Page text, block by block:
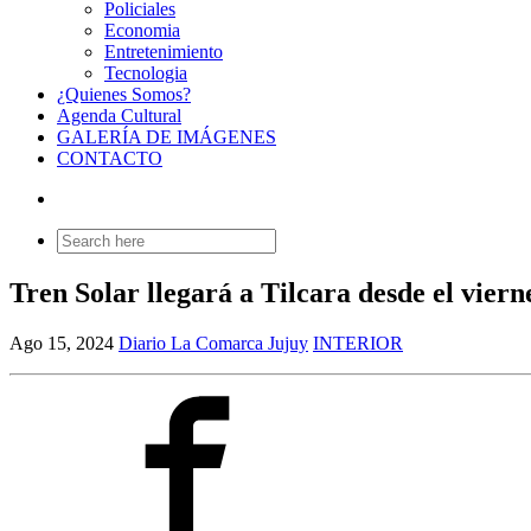
Policiales
Economia
Entretenimiento
Tecnologia
¿Quienes Somos?
Agenda Cultural
GALERÍA DE IMÁGENES
CONTACTO
Search
for:
Tren Solar llegará a Tilcara desde el
Ago 15, 2024 Diario La Comarca Jujuy INTERIOR